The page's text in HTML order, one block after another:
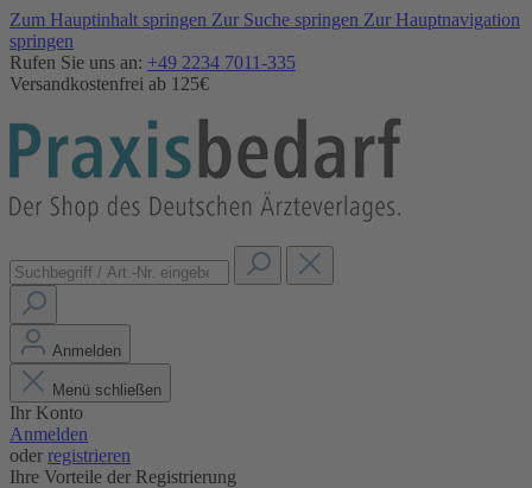
Zum Hauptinhalt springen Zur Suche springen Zur Hauptnavigation
springen
Rufen Sie uns an: +49 2234 7011-335
Versandkostenfrei ab 125€
Anmelden
Menü schließen
Ihr Konto
Anmelden
oder registrieren
Ihre Vorteile der Registrierung